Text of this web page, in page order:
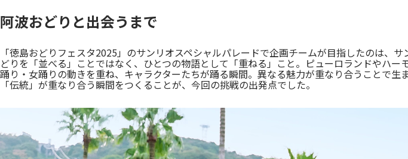
阿波おどりと出会うまで
「徳島おどりフェスタ2025」のサンリオスペシャルパレードで企画チームが目指したのは
どりを「並べる」ことではなく、ひとつの物語として「重ねる」こと。ピューロランドやハ
踊り・女踊りの動きを重ね、キャラクターたちが踊る瞬間。異なる魅力が重なり合うことで
「伝統」が重なり合う瞬間をつくることが、今回の挑戦の出発点でした。